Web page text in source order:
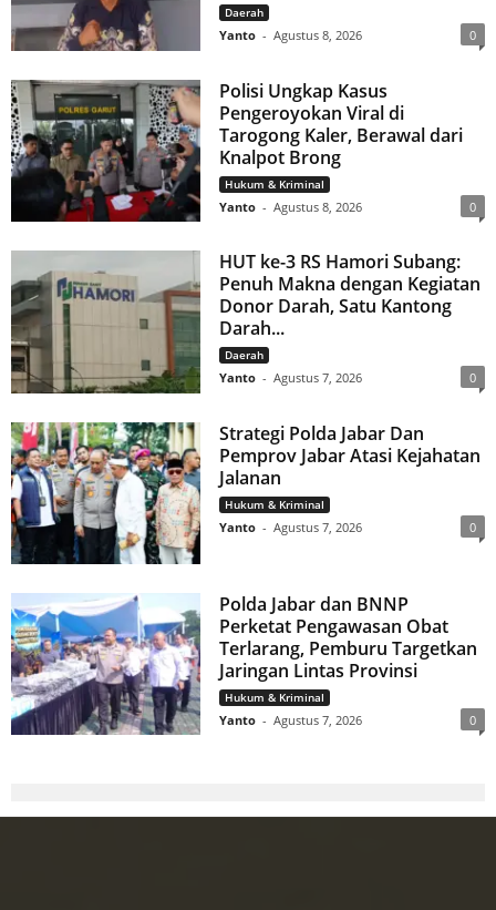
Daerah
Yanto - Agustus 8, 2026 0
Polisi Ungkap Kasus
Pengeroyokan Viral di
Tarogong Kaler, Berawal dari
Knalpot Brong
Hukum & Kriminal
Yanto - Agustus 8, 2026 0
HUT ke-3 RS Hamori Subang:
Penuh Makna dengan Kegiatan
Donor Darah, Satu Kantong
Darah...
Daerah
Yanto - Agustus 7, 2026 0
Strategi Polda Jabar Dan
Pemprov Jabar Atasi Kejahatan
Jalanan
Hukum & Kriminal
Yanto - Agustus 7, 2026 0
Polda Jabar dan BNNP
Perketat Pengawasan Obat
Terlarang, Pemburu Targetkan
Jaringan Lintas Provinsi
Hukum & Kriminal
Yanto - Agustus 7, 2026 0